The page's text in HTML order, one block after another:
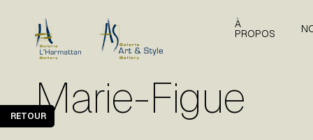
À
PROPOS
Marie-Figue
RETOUR